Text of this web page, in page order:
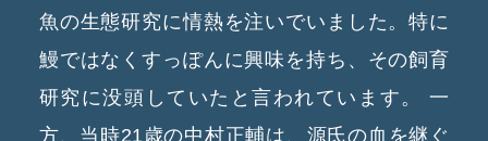
魚の生態研究に情熱を注いでいました。特に
鰻ではなくすっぽんに興味を持ち、その飼育
研究に没頭していたと言われています。
一
方、当時21歳の中村正輔は、源氏の血を継ぐ